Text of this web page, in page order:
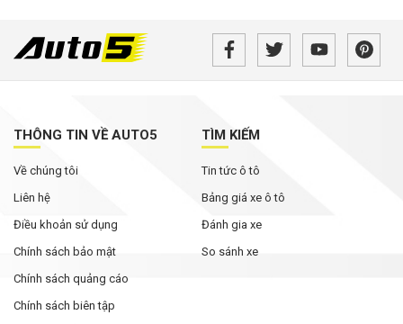
THÔNG TIN VỀ AUTO5
Về chúng tôi
Liên hệ
Điều khoản sử dụng
Chính sách bảo mật
Chính sách quảng cáo
Chính sách biên tập
TÌM KIẾM
Tin tức ô tô
Bảng giá xe ô tô
Đánh gia xe
So sánh xe